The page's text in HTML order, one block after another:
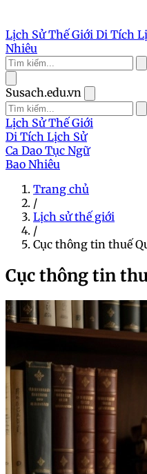
Lịch Sử Thế Giới Di Tích
Nhiêu
Susach.edu.vn
Lịch Sử Thế Giới
Di Tích Lịch Sử
Ca Dao Tục Ngữ
Bao Nhiêu
Trang chủ
/
Lịch sử thế giới
/
Cục thông tin thuế
Cục thông tin